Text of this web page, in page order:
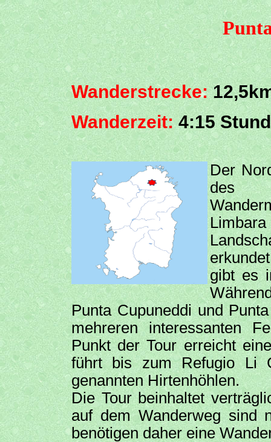
Wanderstrecke:
Wanderzeit:4:15
Der
des
gibt es
Punta Cupuneddi und
mehreren interessanten
Punkt der Tour erreicht
führt bis zum Refugio Li
genannten Hirtenhöhlen.
Die Tour beinhaltet
auf dem Wanderweg sind
benötigen daher eine